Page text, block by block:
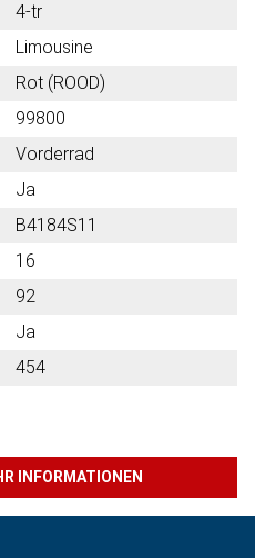
4-tr
Limousine
Rot (ROOD)
99800
Vorderrad
Ja
B4184S11
16
92
Ja
454
INFORMATIONEN